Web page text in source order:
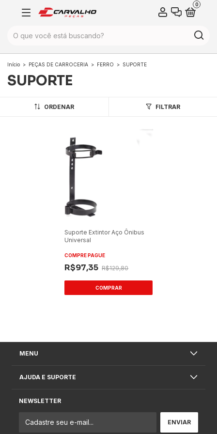
0
Início > PEÇAS DE CARROCERIA > FERRO > SUPORTE
SUPORTE
ORDENAR FILTRAR
Suporte Extintor Aço Ônibus
Universal
COMPRE PAGUE
R$97,35 R$129,80
MENU
AJUDA E SUPORTE
NEWSLETTER